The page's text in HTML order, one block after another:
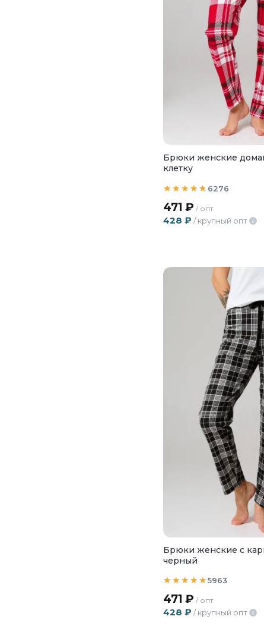
Брюки женские
клетку
6276
471 ₽ / опт
428 ₽ / крупный опт i
Брюки женские с
черный
5963
471 ₽ / опт
428 ₽ / крупный опт i